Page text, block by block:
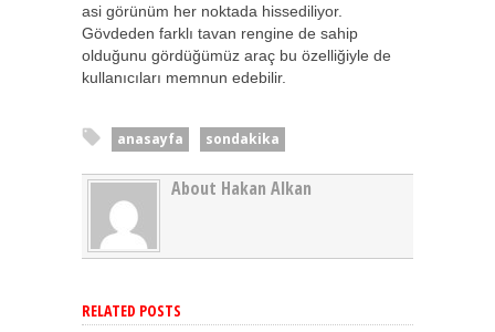
asi görünüm her noktada hissediliyor.
Gövdeden farklı tavan rengine de sahip
olduğunu gördüğümüz araç bu özelliğiyle de
kullanıcıları memnun edebilir.
anasayfa sondakika
About Hakan Alkan
RELATED POSTS